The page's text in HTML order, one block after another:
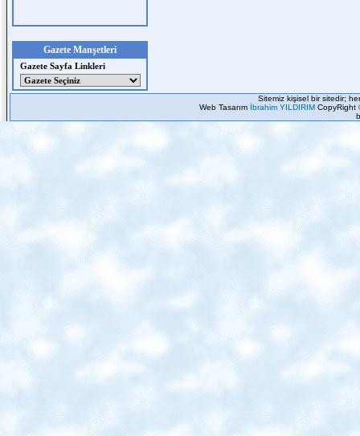
Gazete Manşetleri
Gazete Sayfa Linkleri
Sitemiz kişisel bir sitedir;
Web Tasarım İbrahim YILDIRIM CopyRight